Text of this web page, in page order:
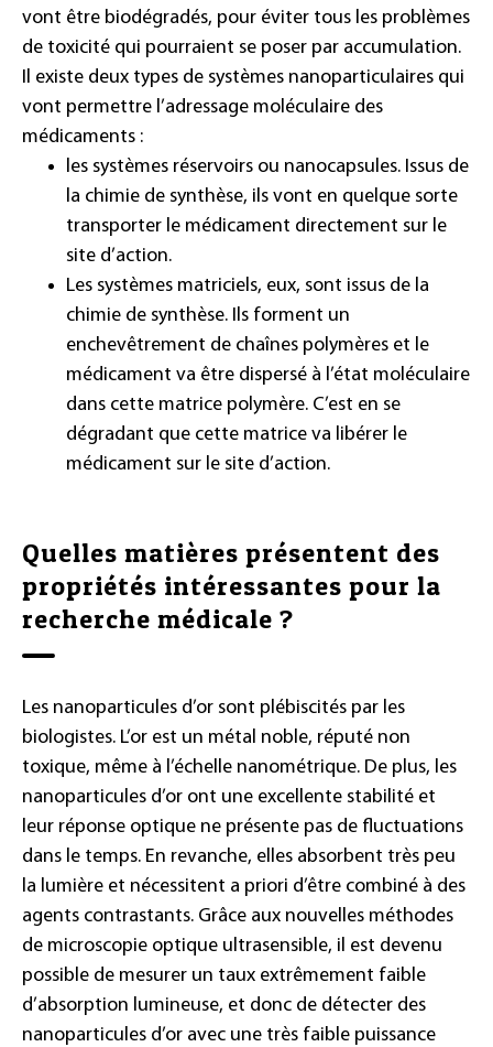
vont être biodégradés, pour éviter tous les problèmes
de toxicité qui pourraient se poser par accumulation.
Il existe deux types de systèmes nanoparticulaires qui
vont permettre l’adressage moléculaire des
médicaments :
les systèmes réservoirs ou nanocapsules. Issus de
la chimie de synthèse, ils vont en quelque sorte
transporter le médicament directement sur le
site d’action.
Les systèmes matriciels, eux, sont issus de la
chimie de synthèse. Ils forment un
enchevêtrement de chaînes polymères et le
médicament va être dispersé à l’état moléculaire
dans cette matrice polymère. C’est en se
dégradant que cette matrice va libérer le
médicament sur le site d’action.
Quelles matières présentent des
propriétés intéressantes pour la
recherche médicale ?
Les nanoparticules d’or sont plébiscités par les
biologistes. L’or est un métal noble, réputé non
toxique, même à l’échelle nanométrique. De plus, les
nanoparticules d’or ont une excellente stabilité et
leur réponse optique ne présente pas de fluctuations
dans le temps. En revanche, elles absorbent très peu
la lumière et nécessitent a priori d’être combiné à des
agents contrastants. Grâce aux nouvelles méthodes
de microscopie optique ultrasensible, il est devenu
possible de mesurer un taux extrêmement faible
d’absorption lumineuse, et donc de détecter des
nanoparticules d’or avec une très faible puissance